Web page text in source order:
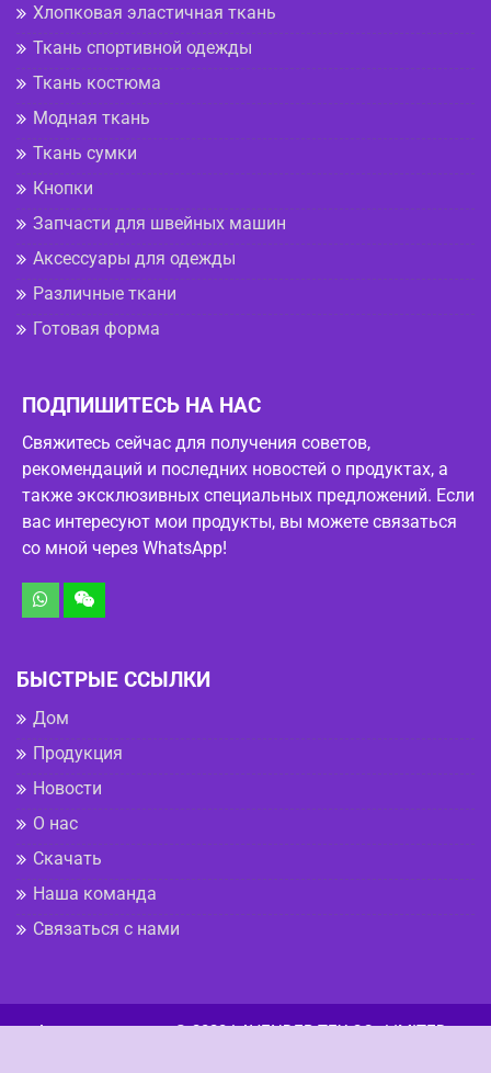
Хлопковая эластичная ткань
Ткань спортивной одежды
Ткань костюма
Модная ткань
Ткань сумки
Кнопки
Запчасти для швейных машин
Аксессуары для одежды
Различные ткани
Готовая форма
ПОДПИШИТЕСЬ НА НАС
Свяжитесь сейчас для получения советов,
рекомендаций и последних новостей о продуктах, а
также эксклюзивных специальных предложений. Если
вас интересуют мои продукты, вы можете связаться
со мной через WhatsApp!
БЫСТРЫЕ ССЫЛКИ
Дом
Продукция
Новости
О нас
Скачать
Наша команда
Связаться с нами
Авторские права © 2023 LAVENDER TEX CO., LIMITED•